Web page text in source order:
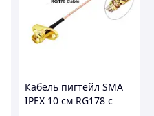
Кабель пигтейл SMA
IPEX 10 см RG178 с